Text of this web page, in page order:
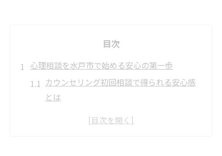
目次
心理相談を水戸市で始める安心の第一歩
カウンセリング初回相談で得られる安心感
とは
水戸市でカウンセリングを受けるメリット